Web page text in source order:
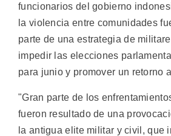
funcionarios del gobierno
la violencia entre comunidades
parte de una estrategia de
impedir las elecciones
para junio y promover un retorno
"Gran parte de los
fueron resultado de una
la antigua elite militar y civil, que